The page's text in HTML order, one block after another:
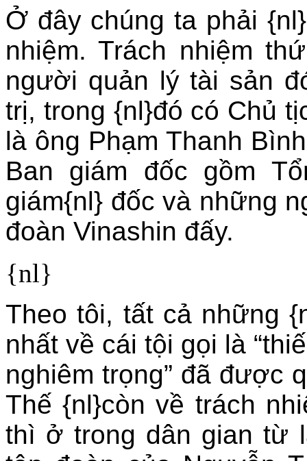
Ở đây chúng ta phải
nhiệm. Trách nhiệm
người quản lý tài sản
trị, trong {nl}đó có Chủ
là ông Phạm Thanh
Ban giám đốc gồm
giám{nl} đốc và những
đoàn Vinashin đấy.
{nl}
Theo tôi, tất cả những
nhất về cái tội gọi là
nghiêm trọng” đã được
Thế {nl}còn về trách
thì ở trong dân gian từ